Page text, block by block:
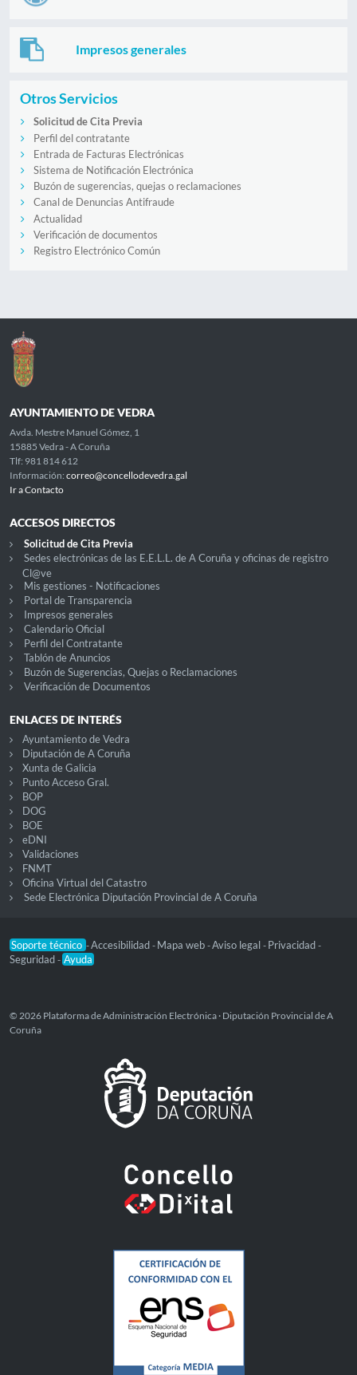
Impresos generales
Otros Servicios
Solicitud de Cita Previa
Perfil del contratante
Entrada de Facturas Electrónicas
Sistema de Notificación Electrónica
Buzón de sugerencias, quejas o reclamaciones
Canal de Denuncias Antifraude
Actualidad
Verificación de documentos
Registro Electrónico Común
AYUNTAMIENTO DE VEDRA
Avda. Mestre Manuel Gómez, 1
15885 Vedra - A Coruña
Tlf: 981 814 612
Información: correo@concellodevedra.gal
Ir a Contacto
ACCESOS DIRECTOS
Solicitud de Cita Previa
Sedes electrónicas de las E.E.L.L. de A Coruña y oficinas de registro
Cl@ve
Mis gestiones - Notificaciones
Portal de Transparencia
Impresos generales
Calendario Oficial
Perfil del Contratante
Tablón de Anuncios
Buzón de Sugerencias, Quejas o Reclamaciones
Verificación de Documentos
ENLACES DE INTERÉS
Ayuntamiento de Vedra
Diputación de A Coruña
Xunta de Galicia
Punto Acceso Gral.
BOP
DOG
BOE
eDNI
Validaciones
FNMT
Oficina Virtual del Catastro
Sede Electrónica Diputación Provincial de A Coruña
Soporte técnico -Accesibilidad - Mapa web -Aviso legal - Privacidad -
Seguridad - Ayuda
© 2026 Plataforma de Administración Electrónica · Diputación Provincial de A
Coruña